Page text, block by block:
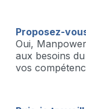
Proposez-
Oui,
aux besoins
vos